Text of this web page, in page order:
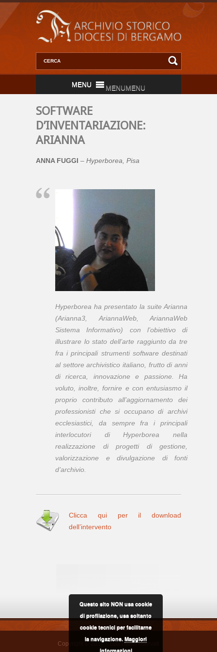
MENUMENU
SOFTWARE
D’INVENTARIAZIONE:
ARIANNA
ANNA FUGGI – Hyperborea, Pisa
Hyperborea ha presentato la suite Arianna
(Arianna3, AriannaWeb, AriannaWeb
Sistema Informativo) con l’obiettivo di
illustrare lo stato dell’arte raggiunto da tre
fra i principali strumenti software destinati
al settore archivistico italiano, frutto di anni
di ricerca, innovazione e passione. Ha
voluto, inoltre, fornire e con entusiasmo il
proprio contributo all’aggiornamento dei
professionisti che si occupano di archivi
ecclesiastici, da sempre fra i principali
interlocutori di Hyperborea nella
realizzazione di progetti di gestione,
valorizzazione e divulgazione di fonti
d’archivio.
Clicca qui per il download
dell’intervento
Copyright © 2017 - Tutti i diritti riservati
Questo sito NON usa cookie
di profilazione, usa soltanto
cookie tecnici per facilitarne
la navigazione. Maggiori
informazioni